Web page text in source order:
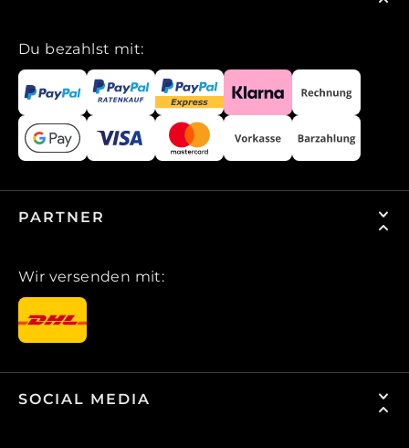
Du bezahlst mit:
PARTNER
Wir versenden mit:
SOCIAL MEDIA